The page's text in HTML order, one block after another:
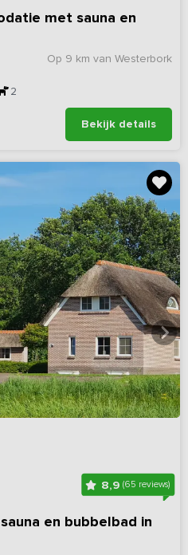
met sauna en
Op 9 km van Westerbork
2
Bekijk details
8,9 (65 reviews)
en bubbelbad in